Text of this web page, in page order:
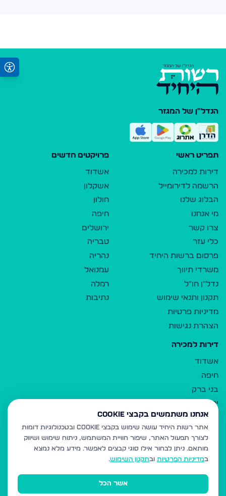
הנדל"ן של המגזר
תפריט ראשי
דירות למכירה
הרשמה לדירומייל
הבלוג שלנו
מי אנחנו
צרו קשר
כלי עזר
פרסום ברשות היחיד
משרדי תיווך
נדל"ן חו"ל
תקנון ותנאי שימוש
מדיניות פרטיות
הצהרת נגישות
פרויקטים חדשים
אשדוד
אשקלון
חולון
חיפה
ירושלים
טבריה
נהריה
עמנואל
רמלה
נתיבות
דירות למכירה
אשדוד
חיפה
בני ברק
ירושלים
אלעד
גבעת זאב
בית שמש
רכסים
מודיעין עילית
אנחנו משתמשים בקבצי Cookie
אתר רשות היחיד עושה שימוש בקבצי Cookie ובטכנולוגיות דומות
לצורך תפעול האתר, שיפור חוויית המשתמש, ניתוח שימוש ושיווק
מותאם. ניתן לבחור אילו סוגי קבצים לאפשר. מידע מלא נמצא
במדיניות הפרטיות ובתקנון השימוש.
אשר הכל